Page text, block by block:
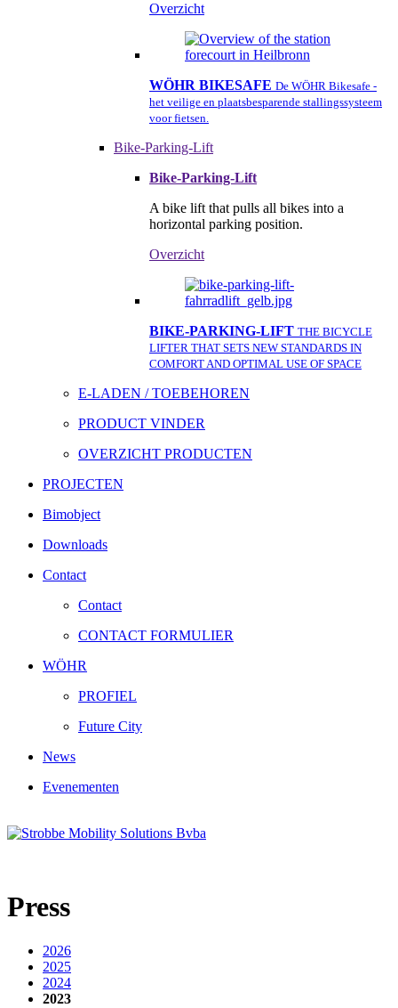
Overzicht
WÖHR BIKESAFE De WÖHR Bikesafe -
het veilige en plaatsbesparende stallingssysteem
voor fietsen.
Bike-Parking-Lift
Bike-Parking-Lift
A bike lift that pulls all bikes into a
horizontal parking position.
Overzicht
BIKE-PARKING-LIFT THE BICYCLE
LIFTER THAT SETS NEW STANDARDS IN
COMFORT AND OPTIMAL USE OF SPACE
E-LADEN / TOEBEHOREN
PRODUCT VINDER
OVERZICHT PRODUCTEN
PROJECTEN
Bimobject
Downloads
Contact
Contact
CONTACT FORMULIER
WÖHR
PROFIEL
Future City
News
Evenementen
Press
2026
2025
2024
2023